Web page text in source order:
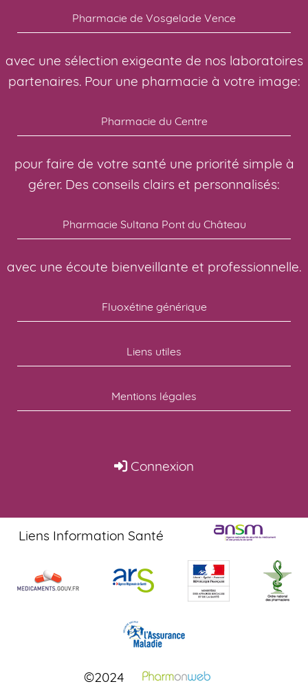
Pharmacie de Vosgelade Vence
avec une sélection exigeante de nos laboratoires
partenaires. Pour une pharmacie à votre image:
Pharmacie du Centre
pour faire de votre santé une priorité simple à
gérer. Des conseils clairs et personnalisés:
Pharmacie Sultana Pont du Château
avec une écoute bienveillante et professionnelle.
Fluoxétine générique
Liens utiles
Mentions légales
Connexion
Liens Information Santé
©2024